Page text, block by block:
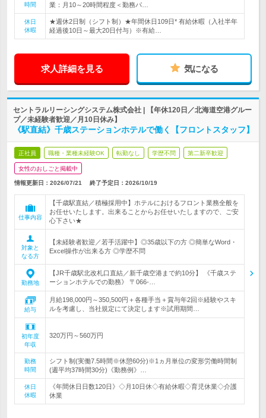
時間
業：月10～20時間程度＜勤務パ…
休日
休暇
★週休2日制（シフト制）★年間休日109日* 有給休暇（入社半年
経過後10日～最大20日付与）※有給…
求人詳細を見る 気になる
セントラルリーシングシステム株式会社 | 【年休120日／北海道空港グルー
プ／未経験者歓迎／月10日休み】
《駅直結》千歳ステーションホテルで働く【フロントスタッフ】
正社員 職種・業種未経験OK 転勤なし 学歴不問 第二新卒歓迎
女性のおしごと掲載中
情報更新日：2026/07/21 終了予定日： 2026/10/19
仕事内容
【千歳駅直結／積極採用中】ホテルにおけるフロント業務全般を
お任せいたします。出来ることからお任せいたしますので、ご安
心下さい★
対象と
なる方
【未経験者歓迎／若手活躍中】◎35歳以下の方 ◎簡単なWord・
Excel操作が出来る方 ◎学歴不問
勤務地
【JR千歳駅北改札口直結／新千歳空港まで約10分】 《千歳ステ
ーションホテルでの勤務》 〒066-…
給与
月給198,000円～350,500円＋各種手当＋賞与年2回※経験やスキ
ルを考慮し、当社規定にて決定します※試用期間…
初年度
年収
320万円～560万円
勤務
時間
シフト制(実働7.5時間※休憩60分)※1ヵ月単位の変形労働時間制
(週平均37時間30分)《勤務例》…
休日
休暇
《年間休日日数120日》◇月10日休◇有給休暇◇育児休業◇介護
休業